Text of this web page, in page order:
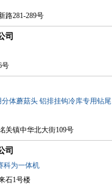
路281-289号
司
号
分体蘑菇头 铝排挂钩冷库专用钻尾
关镇中华北大街109号
司
科为一体机
石1号楼